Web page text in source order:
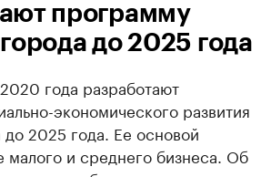
программу
до 2025 года
года разработают
экономического развития
до 2025 года. Ее основой
малого и среднего бизнеса. Об